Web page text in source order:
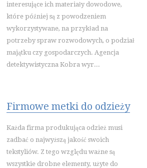
OPIEKA
INNE USŁUGI
WAKACJE
HOTELE I NOCLEGI
KOSMETYKI
SALONY KOSMETYCZNE
interesujące ich materiały dowodowe,
które później są z powodzeniem
wykorzystywane, na przykład na
potrzeby spraw rozwodowych, o podział
majątku czy gospodarczych. Agencja
detektywistyczna Kobra wyr...
Firmowe metki do odzieży
Każda firma produkująca odzież musi
zadbać o najwyższą jakość swoich
tekstyliów. Z tego względu ważne są
wszystkie drobne elementy, użyte do